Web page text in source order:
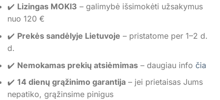
✔️ Lizingas MOKI3 – galimybė išsimokėti užsakymus
nuo 120 €
✔️ Prekės sandėlyje Lietuvoje – pristatome per 1–2 d.
d.
✔️ Nemokamas prekių atsiėmimas – daugiau info čia
✔️ 14 dienų grąžinimo garantija – jei prietaisas Jums
nepatiko, grąžinsime pinigus